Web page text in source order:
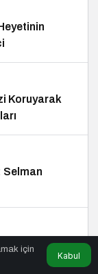
Koruyarak
Selman
için
Kabul